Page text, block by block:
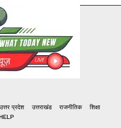
उत्तर प्रदेश उत्तराखंड राजनीतिक
शिक्षा